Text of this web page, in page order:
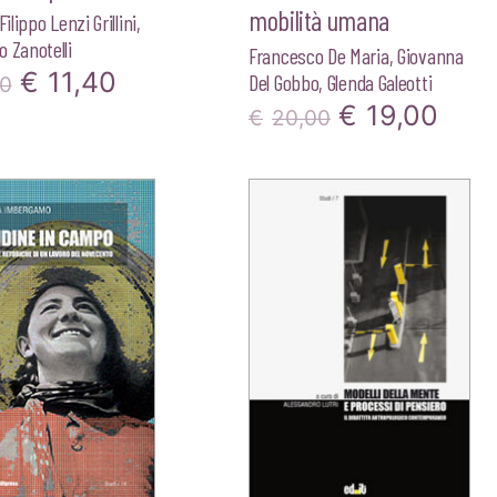
Filippo Lenzi Grillini,
Zanotelli
Il
era:
€12,00.
€ 11,40
è:
€11,40.
mobilità umana
Francesco De Maria,Giovanna
Del Gobbo, Glenda Galeotti
€ 20,00 Il
originale
era:
€20,00.
€ 19,00